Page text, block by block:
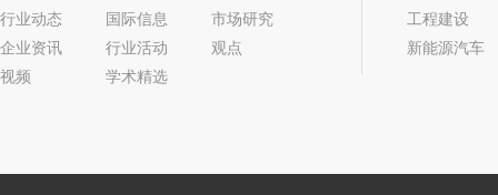
行业动态
国际信息
市场研究
企业资讯
行业活动
观点
视频
学术精选
工程建设
新能源汽车